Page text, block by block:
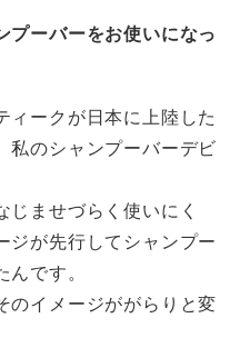
ーバーをお使いになっ
ィークが日本に上陸した
私のシャンプーバーデビ
ませづらく使いにく
ジが先行してシャンプー
です。
のイメージががらりと変